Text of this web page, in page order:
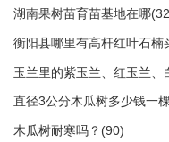
湖南果树苗育苗基地在哪
衡阳县哪里有高杆红叶石楠
玉兰里的紫玉兰、红玉兰
直径3公分木瓜树多少钱一
木瓜树耐寒吗？(90)